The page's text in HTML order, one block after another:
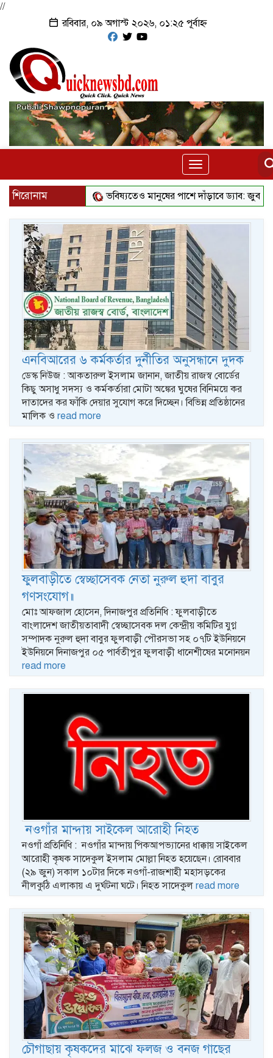
//
রবিবার, ০৯ অগাস্ট ২০২৬, ০১:২৫ পূর্বাহ্ন
Toggle
navigation
শিরোনাম ভবিষ্যতেও মানুষের পাশে দাঁড়াবে ড্যাব: জুবাইদা রহমান
এনবিআরের ৬ কর্মকর্তার দুর্নীতির অনুসন্ধানে দুদক
ডেস্ক নিউজ : আকতারুল ইসলাম জানান, জাতীয় রাজস্ব বোর্ডের
কিছু অসাধু সদস্য ও কর্মকর্তারা মোটা অঙ্কের ঘুষের বিনিময়ে কর
দাতাদের কর ফাঁকি দেয়ার সুযোগ করে দিচ্ছেন। বিভিন্ন প্রতিষ্ঠানের
মালিক ও read more
ফুলবাড়ীতে স্বেচ্ছাসেবক নেতা নুরুল হুদা বাবুর
গণসংযোগ॥
মোঃ আফজাল হোসেন, দিনাজপুর প্রতিনিধি : ফুলবাড়ীতে
বাংলাদেশ জাতীয়তাবাদী স্বেচ্ছাসেবক দল কেন্দ্রীয় কমিটির যুগ্ন
সম্পাদক নুরুল হুদা বাবুর ফুলবাড়ী পৌরসভা সহ ০৭টি ইউনিয়নে
ইউনিয়নে দিনাজপুর ০৫ পার্বতীপুর ফুলবাড়ী ধানেশীষের মনোনয়ন
read more
নওগাঁর মান্দায় সাইকেল আরোহী নিহত
নওগাঁ প্রতিনিধি : নওগাঁর মান্দায় পিকআপভ্যানের ধাক্কায় সাইকেল
আরোহী কৃষক সাদেকুল ইসলাম মোল্লা নিহত হয়েছেন। রোববার
(২৯ জুন) সকাল ১০টার দিকে নওগাঁ-রাজশাহী মহাসড়কের
নীলকুঠি এলাকায় এ দুর্ঘটনা ঘটে। নিহত সাদেকুল read more
চৌগাছায় কৃষকদের মাঝে ফলজ ও বনজ গাছের